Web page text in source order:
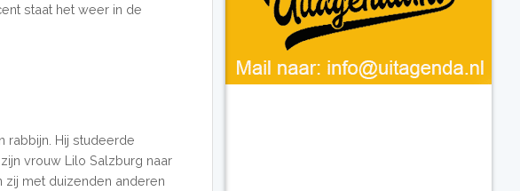
staat het weer in de
rabbijn . Hij studeerde
vrouw Lilo Salzburg naar
zij met duizenden anderen